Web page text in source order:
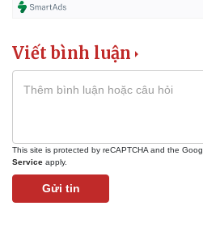
Kinh tế
Bất động sản
Viết bình luận
This site is protected by reCAPTCHA and the
Service apply.
Gửi tin